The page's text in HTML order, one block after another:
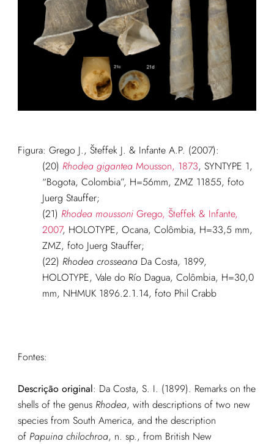
Figura: Grego J., Šteffek J. & Infante A.P. (2007):
(20) Rhodea giganteaMousson, 1873, SYNTYPE 1,
“Bogota, Colombia”, H=56mm, ZMZ 11855, foto
Juerg Stauffer;
(21) Rhodea moussoniGrego, Šteffek & Infante,
2007, HOLOTYPE, Ocana, Colômbia, H=33,5 mm,
ZMZ, foto Juerg Stauffer;
(22) Rhodea crosseanaDa Costa, 1899,
HOLOTYPE, Vale do Río Dagua, Colômbia, H=30,0
mm, NHMUK 1896.2.1.14, foto Phil Crabb
Fontes:
Descrição original: Da Costa, S. I. (1899). Remarks on the
shells of the genus Rhodea, with descriptions of two new
species from South America, and the description
of Papuina chilochroa, n. sp., from British New